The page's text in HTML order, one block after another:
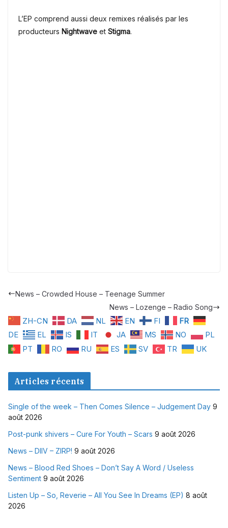
L’EP comprend aussi deux remixes réalisés par les
producteurs Nightwave et Stigma.
News – Crowded House – Teenage Summer
News – Lozenge – Radio Song
ZH-CN DA NL EN FI
FR
DE
EL IS IT JA MS NO
PL
PT
RO RU ES SV TR UK
Articles récents
Single of the week – Then Comes Silence – Judgement Day 9
août 2026
Post-punk shivers – Cure For Youth – Scars 9 août 2026
News – DIIV – ZIRP! 9 août 2026
News – Blood Red Shoes – Don’t Say A Word / Useless
Sentiment 9 août 2026
Listen Up – So, Reverie – All You See In Dreams (EP) 8 août
2026